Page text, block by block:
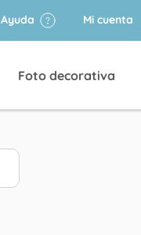
Ayuda Mi cuenta
Foto decorativa